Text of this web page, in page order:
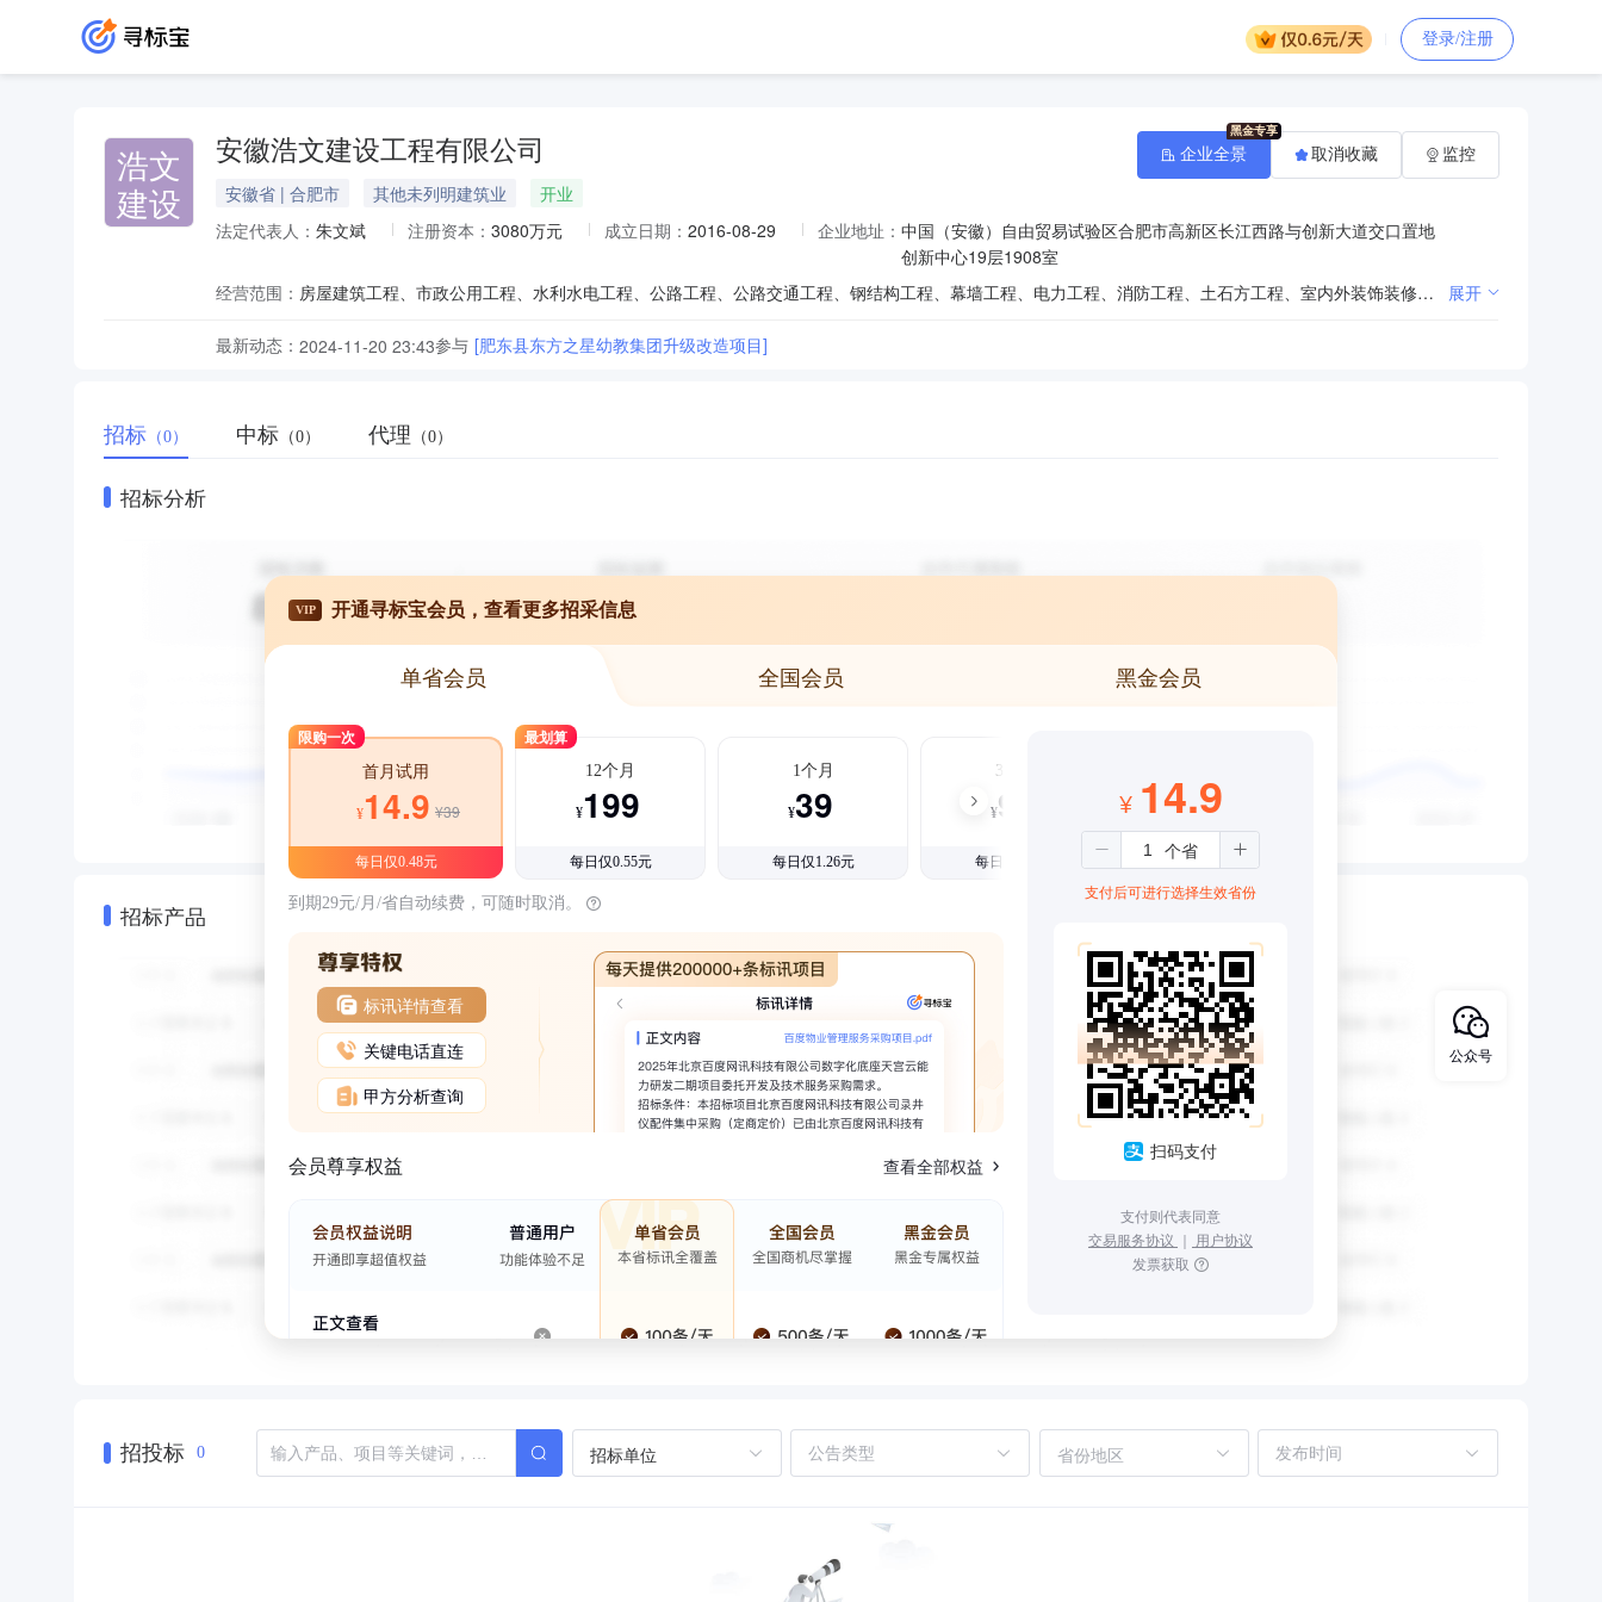
登录/注册
浩文
建设
安徽浩文建设工程有限公司
安徽省 | 合肥市 其他未列明建筑业
开业
法定代表人： 朱文斌 注册资本： 3080万元 成立日期： 2016-08-29 企业地址： 中国（安徽）自由贸易试验区合肥市高新区长江西路与创新大道交口置地
创新中心19层1908室
经营范围：
房屋建筑工程、市政公用工程、水利水电工程、公路工程、公路交通工程、钢结构工程、幕墙工程、电力工程、消防工程、土石方工程、室内外装饰装修工程、金属门窗安装、机电设备安装、环保工程、节能工程、防腐工程、外墙保温工程、城市道路照明工程、体育场地设施工程、房屋修缮工程、结构补强工程、空调设备工程、二级空气净化和实验室装饰装修工程施工；建筑智能化设计、施工；园林绿化施工、园林景观设计；广告设计、制作、发布；标识标牌及交通反光标志牌设计、制作及安装工程施工；安全技术防范工程设计与施工；净化空调设备通风系统、节能控制系统研发设计；塑像、浮雕、雕塑设计、施工；城市生活垃圾清扫清运；菜市场保洁服务；弱电工程安装及维护；物业管理；水泥制品、建筑材料、五金交电、化工产品（除危险品监控产品）、网络设备、光纤、通信设备、办公耗材、安防监控产品、网络服务器、商业管理软件、商超收银设备、农副产品、一类医疗器械销售；工程机械租赁、安装、销售；实验室仪器、电子产品销售与技术服务；实验室家具及实验室仪器研发、销售；自营和代理一般经营项目商品和技术的进出口业务。（依法须经批准的项目，经相关部门批准后方可开展经营活动） 展开
最新动态： 2024-11-20 23:43参与 [肥东县东方之星幼教集团升级改造项目]
企业全景 取消收藏 监控
招标 （0） 中标 （0） 代理 （0）
招标分析
招标产品
VIP 开通寻标宝会员，查看更多招采信息
单省会员 全国会员 黑金会员
限购一次
首月试用
¥14.9 ¥39
每日仅0.48元
最划算
12个月
¥199
每日仅0.55元
1个月
¥39
每日仅1.26元
3个月
¥99
每日仅1.08元
到期29元/月/省自动续费，可随时取消。
标讯详情查看
关键电话直连
甲方分析查询
会员尊享权益 查看全部权益
¥ 14.9
支付后可进行选择生效省份
扫码支付
支付则代表同意
交易服务协议 ｜ 用户协议
发票获取
招投标 0 招标单位 省份地区
公众号